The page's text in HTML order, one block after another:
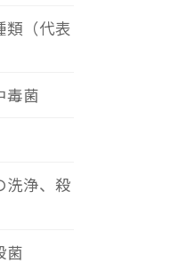
類（代表
毒菌
洗浄、殺
菌